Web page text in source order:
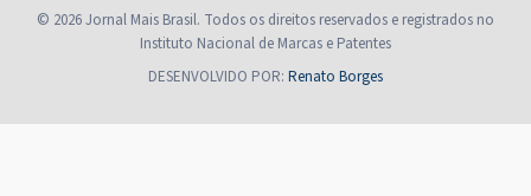
© 2026 Jornal Mais Brasil. Todos os direitos reservados e registrados no
Instituto Nacional de Marcas e Patentes
DESENVOLVIDO POR: Renato Borges